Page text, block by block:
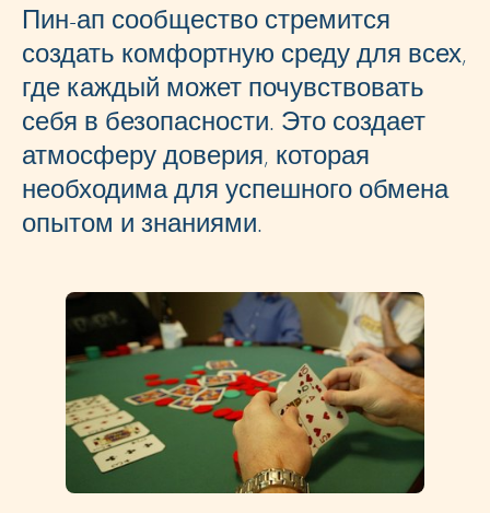
Пин-ап сообщество стремится
создать комфортную среду для всех,
где каждый может почувствовать
себя в безопасности. Это создает
атмосферу доверия, которая
необходима для успешного обмена
опытом и знаниями.